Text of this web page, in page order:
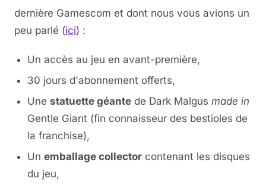
dernière Gamescom et dont nous vous avions un
peu parlé (ici) :
Un accès au jeu en avant-première,
30 jours d'abonnement offerts,
Une statuette géante de Dark Malgus made in
Gentle Giant (fin connaisseur des bestioles de
la franchise),
Un emballage collector contenant les disques
du jeu,